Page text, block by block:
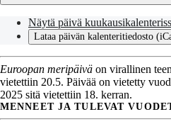
Näytä päivä
Lataa päivän kalenteritiedosto
Euroopan meripäivä on virallinen
vietettiin 20.5. Päivää on vietetty
2025 sitä vietettiin 18. kerran.
MENNEET JA TULEVAT